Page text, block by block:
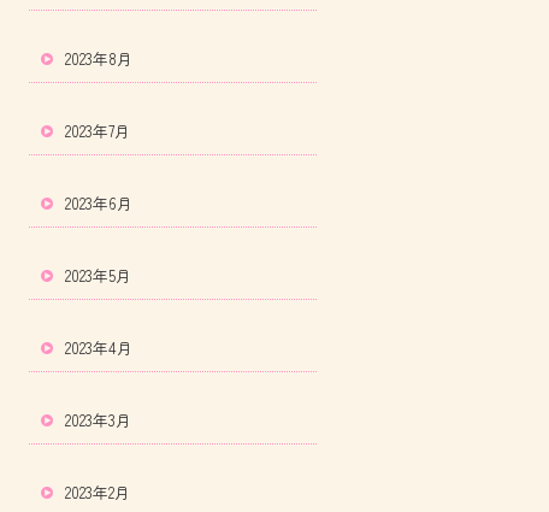
2023年8月
2023年7月
2023年6月
2023年5月
2023年4月
2023年3月
2023年2月